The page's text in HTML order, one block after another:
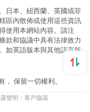
日本、紐西蘭、英國或菲
區內散佈或使用這些資訊
使用本網站內容。請注
款和協議中具有法律效力
如英語版本與其他語言版
保留一切權利。
聲明 客戶協議